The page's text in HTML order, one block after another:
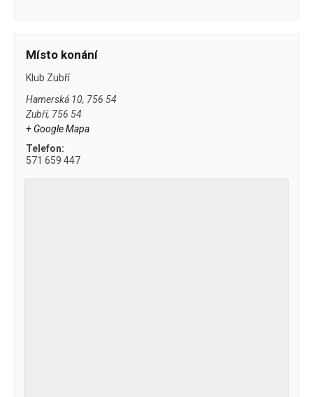
Místo konání
Klub Zubří
Hamerská 10, 756 54
Zubří, 756 54
+ Google Mapa
Telefon:
571 659 447